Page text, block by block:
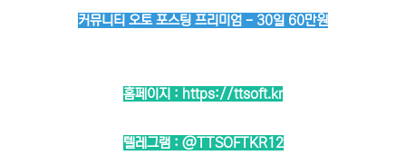
커뮤니티 오토 포스팅 프리미엄 - 30일 60만원
홈페이지 : https://ttsoft.kr
텔레그램 : @TTSOFTKR12